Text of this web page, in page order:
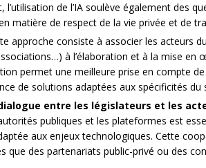
l’utilisation de l’IA soulève également des
matière de respect de la vie privée et de
approche consiste à associer les acteurs
à l’élaboration et à la mise en
permet une meilleure prise en compte
de solutions adaptées aux spécificités du
entre les législateurs et les
publiques et les plateformes est
aux enjeux technologiques. Cette
que des partenariats public-privé ou des